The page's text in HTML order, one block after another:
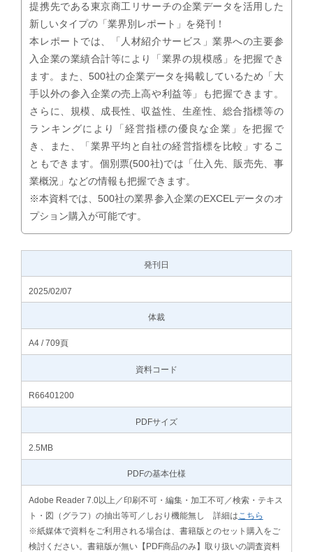
提携先である東京商工リサーチの企業データを活用した
新しいタイプの「業界別レポート」を発刊！
本レポートでは、「人材紹介サービス」業界への主要参
入企業の業績合計等により「業界の規模感」を把握でき
ます。また、500社の企業データを掲載しているため「大
手以外の参入企業の売上高や利益等」も把握できます。
さらに、規模、成長性、収益性、生産性、総合指標等の
ランキングにより「経営指標の優良な企業」を把握で
き、また、「業界平均と自社の経営指標を比較」するこ
ともできます。個別票(500社)では「仕入先、販売先、事
業概況」などの情報も把握できます。
※本資料では、500社の業界参入企業のEXCELデータのオ
プション購入が可能です。
発刊日
2025/02/07
体裁
A4 / 709頁
資料コード
R66401200
PDFサイズ
2.5MB
PDFの基本仕様
Adobe Reader 7.0以上／印刷不可・編集・加工不可／検索・テキス
ト・図（グラフ）の抽出等可／しおり機能無し 詳細は こちら
※紙媒体で資料をご利用される場合は、書籍版とのセット購入をご
検討ください。書籍版が無い【PDF商品のみ】取り扱いの調査資料